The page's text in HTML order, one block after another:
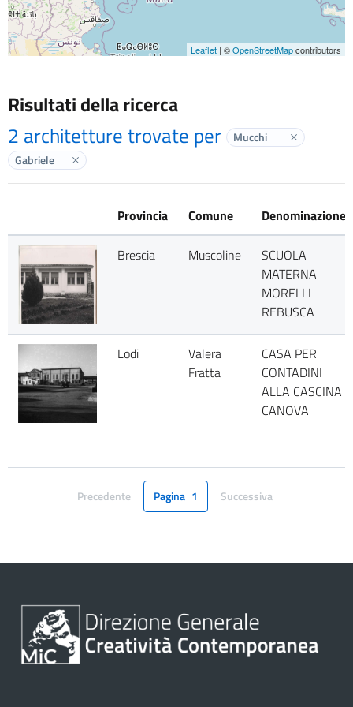
Leaflet | ©OpenStreetMapcontributors
Risultati della ricerca
2 architetture trovate per Mucchi Elimina
Gabriele Elimina label
Provincia Comune Denominazione
Brescia Muscoline
SCUOLA
MATERNA
MORELLI
REBUSCA
Lodi
Valera
Fratta
CASA PER
CONTADINI
ALLA CASCINA
CANOVA
Pagina
Precedente Pagina 1 Pagina
Successiva